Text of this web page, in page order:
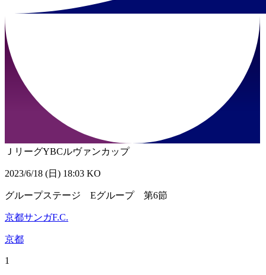
ＪリーグYBCルヴァンカップ
2023/6/18 (日) 18:03 KO
グループステージ Eグループ 第6節
京都サンガF.C.
京都
1